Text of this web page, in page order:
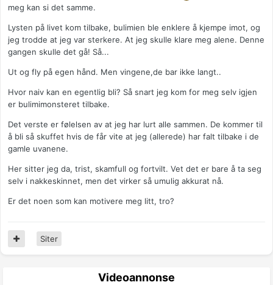
meg kan si det samme.
Lysten på livet kom tilbake, bulimien ble enklere å kjempe imot, og
jeg trodde at jeg var sterkere. At jeg skulle klare meg alene. Denne
gangen skulle det gå! Så...
Ut og fly på egen hånd. Men vingene,de bar ikke langt..
Hvor naiv kan en egentlig bli? Så snart jeg kom for meg selv igjen
er bulimimonsteret tilbake.
Det verste er følelsen av at jeg har lurt alle sammen. De kommer til
å bli så skuffet hvis de får vite at jeg (allerede) har falt tilbake i de
gamle uvanene.
Her sitter jeg da, trist, skamfull og fortvilt. Vet det er bare å ta seg
selv i nakkeskinnet, men det virker så umulig akkurat nå.
Er det noen som kan motivere meg litt, tro?
Siter
Videoannonse